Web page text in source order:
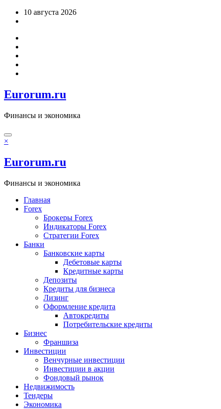
Перейти10 августа 2026
Eurorum.ru
Финансы и экономика
×
Eurorum.ru
Финансы и экономика
Главная
Forex
Брокеры Forex
Индикаторы Forex
Стратегии Forex
Банки
Банковские карты
Дебетовые карты
Кредитные карты
Депозиты
Кредиты для бизнеса
Лизинг
Оформление кредита
Автокредиты
Потребительские кредиты
Бизнес
Франшиза
Инвестиции
Венчурные инвестиции
Инвестиции в акции
Фондовый рынок
Недвижимость
Тендеры
Экономика